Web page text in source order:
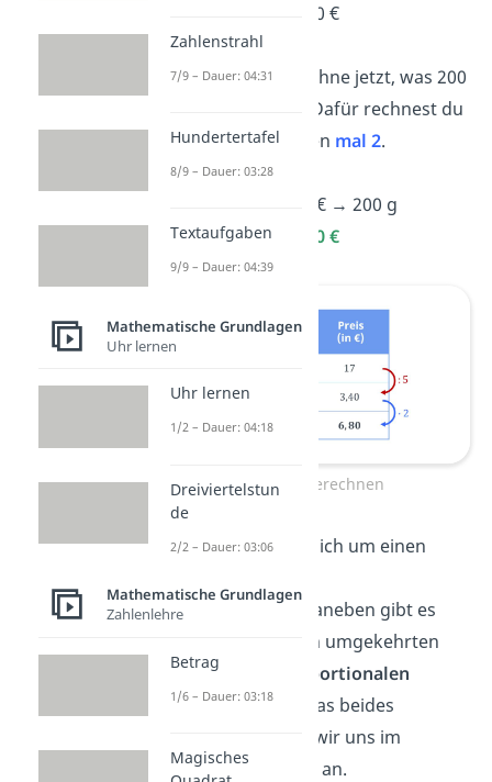
Käse kosten 3,40 €
3. Schritt:Berechne jetzt, was 200
g Käse kosten. Dafür rechnest du
auf beiden Seiten mal 2.
100 g• 2= 200 g
= 6,80 € → 200 g
Käse kosten
6,80 €
Dreisatz berechnen
Hierbei handelt es sich um einen
Zusammenhang
. Daneben gibt es
aber auch noch den umgekehrten
Fall — den
antiproportionalen
Zusammenhang
. Was beides
bedeutet, schauen wir uns im
Folgenden genauer an.
Zahlenstrahl
7/9 – Dauer: 04:31
Hundertertafel
8/9 – Dauer: 03:28
Textaufgaben
9/9 – Dauer: 04:39
Mathematische Grundlagen
Uhr lernen
Uhr lernen
1/2 – Dauer: 04:18
Dreiviertelstun
de
2/2 – Dauer: 03:06
Mathematische Grundlagen
Zahlenlehre
Betrag
1/6 – Dauer: 03:18
Magisches